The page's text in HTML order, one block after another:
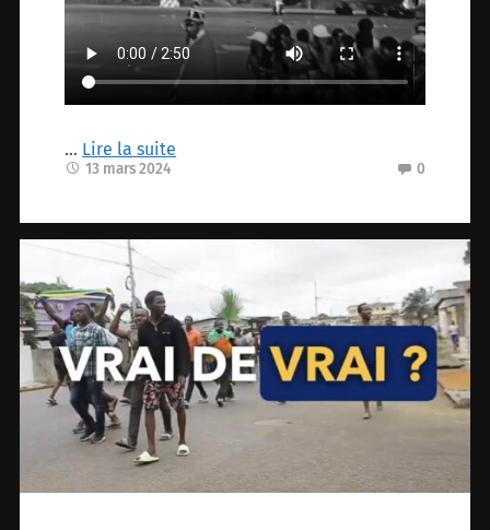
… Lire la suite
13 mars 2024 0